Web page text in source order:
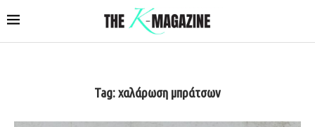
Tag:χαλάρωση μπράτσων